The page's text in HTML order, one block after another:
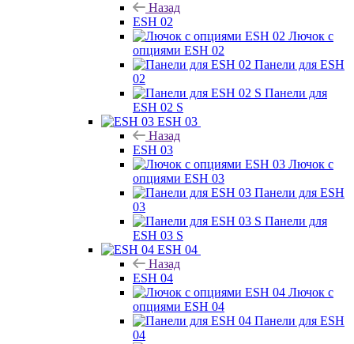
Назад
ESH 02
Лючок с
опциями ESH 02
Панели для ESH
02
Панели для
ESH 02 S
ESH 03
Назад
ESH 03
Лючок с
опциями ESH 03
Панели для ESH
03
Панели для
ESH 03 S
ESH 04
Назад
ESH 04
Лючок с
опциями ESH 04
Панели для ESH
04